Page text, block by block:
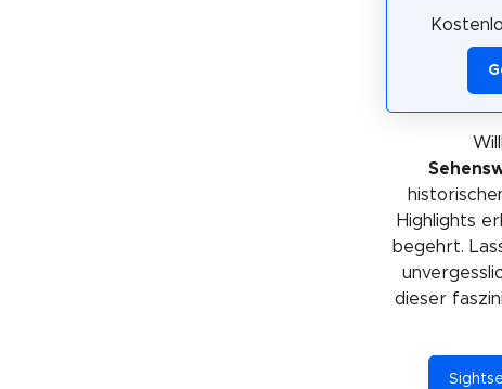
Highlights
begehrt.
dieser